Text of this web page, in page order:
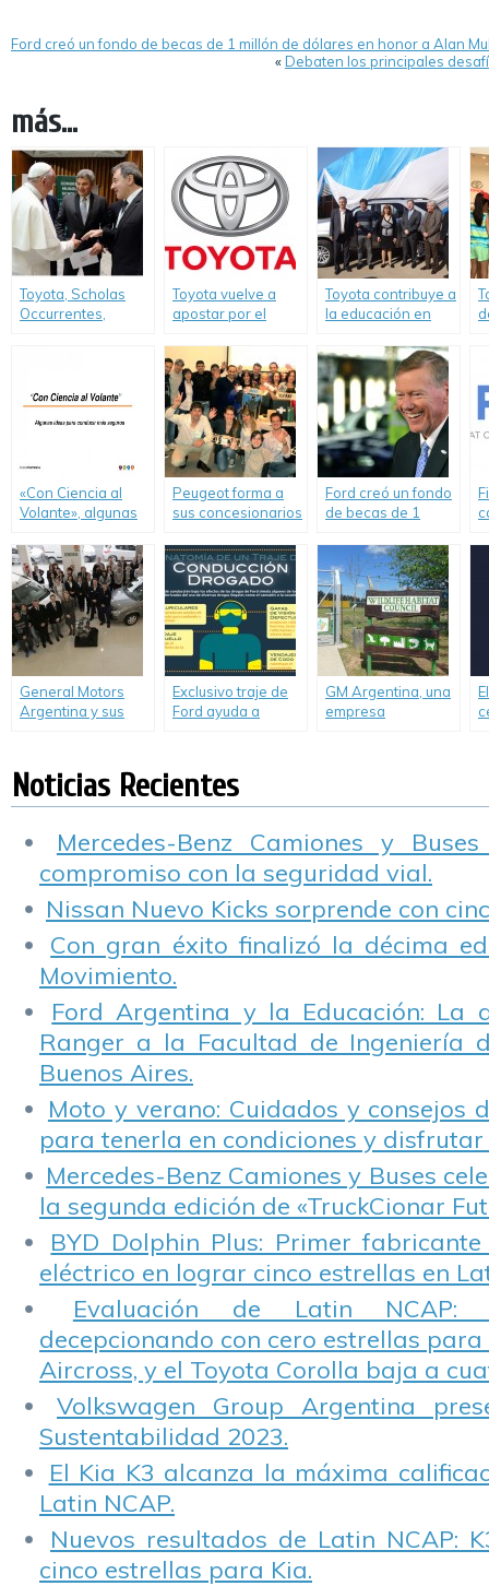
Ford creó un fondo de becas de 1 millón de dólares en honor a Alan
«Debaten los principales
más...
Toyota, Scholas
Occurrentes,
Centro de
Formación en
Zárate
Toyota vuelve a
apostar por el
cadena de valor.
Toyota contribuye a
la educación en
«Con Ciencia al
Volante», algunas
conducir más
seguros
Peugeot forma a
sus concesionarios
cotidiana de
valores.
Ford creó un fondo
de becas de 1
en honor a Alan
Mulally.
General Motors
Argentina y sus
realizaron nuevas
donaciones de
vehículos a
educativas en todo
el país
Exclusivo traje de
Ford ayuda a
conducir bajo los
efectos de las
GM Argentina, una
empresa
Mundial del Medio
Noticias Recientes
Mercedes-Benz Camiones y
compromiso con la seguridad vial.
Nissan Nuevo Kicks sorprende con
Con gran éxito finalizó la décima
Movimiento.
Ford Argentina y la Educación: La
Ranger a la Facultad de Ingeniería
Buenos Aires.
Moto y verano: Cuidados y consejos
para tenerla en condiciones y disfrutar
Mercedes-Benz Camiones y Buses
la segunda edición de «TruckCionar
BYD Dolphin Plus: Primer
eléctrico en lograr cinco estrellas en
Evaluación de Latin NCAP:
decepcionando con cero estrellas para
Aircross, y el Toyota Corolla baja a
Volkswagen Group Argentina
Sustentabilidad 2023.
El Kia K3 alcanza la máxima
Latin NCAP.
Nuevos resultados de Latin NCAP:
cinco estrellas para Kia.